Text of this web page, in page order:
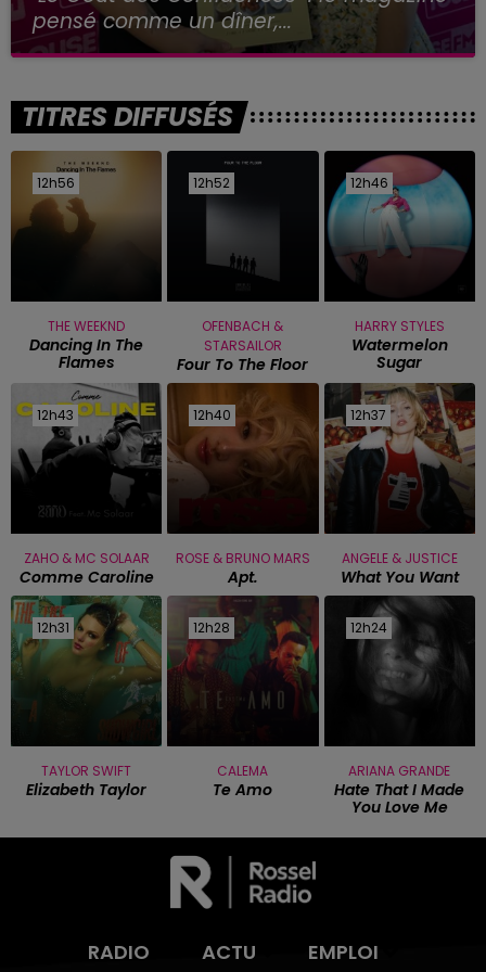
pensé comme un dîner,...
TITRES DIFFUSÉS
12h56
12h56
THE WEEKND
Dancing In The
Flames
12h52
12h52
OFENBACH &
STARSAILOR
Four To The Floor
12h46
12h46
HARRY STYLES
Watermelon
Sugar
12h43
12h43
ZAHO & MC SOLAAR
Comme Caroline
12h40
12h40
ROSE & BRUNO MARS
Apt.
12h37
12h37
ANGELE & JUSTICE
What You Want
12h31
12h31
TAYLOR SWIFT
Elizabeth Taylor
12h28
12h28
CALEMA
Te Amo
12h24
12h24
ARIANA GRANDE
Hate That I Made
You Love Me
RADIO ACTU EMPLOI